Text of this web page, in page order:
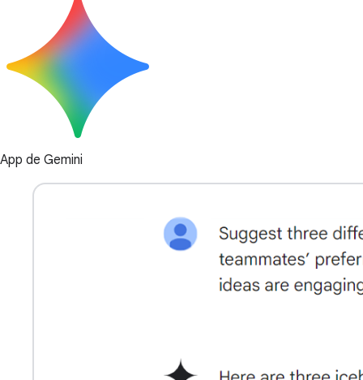
App de Gemini